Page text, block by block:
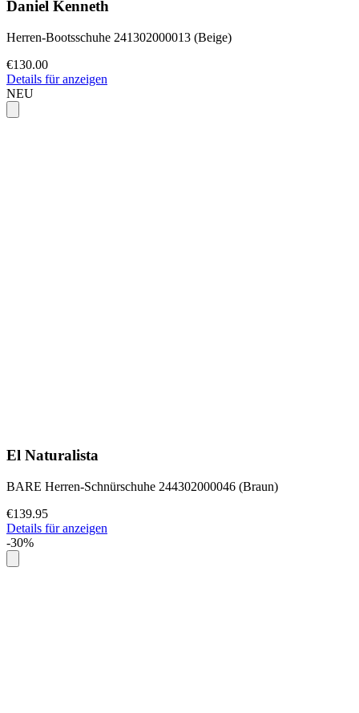
Daniel Kenneth
Herren-Bootsschuhe 241302000013 (Beige)
€130.00
Details für anzeigen
NEU
El Naturalista
BARE Herren-Schnürschuhe 244302000046 (Braun)
€139.95
Details für anzeigen
-30%